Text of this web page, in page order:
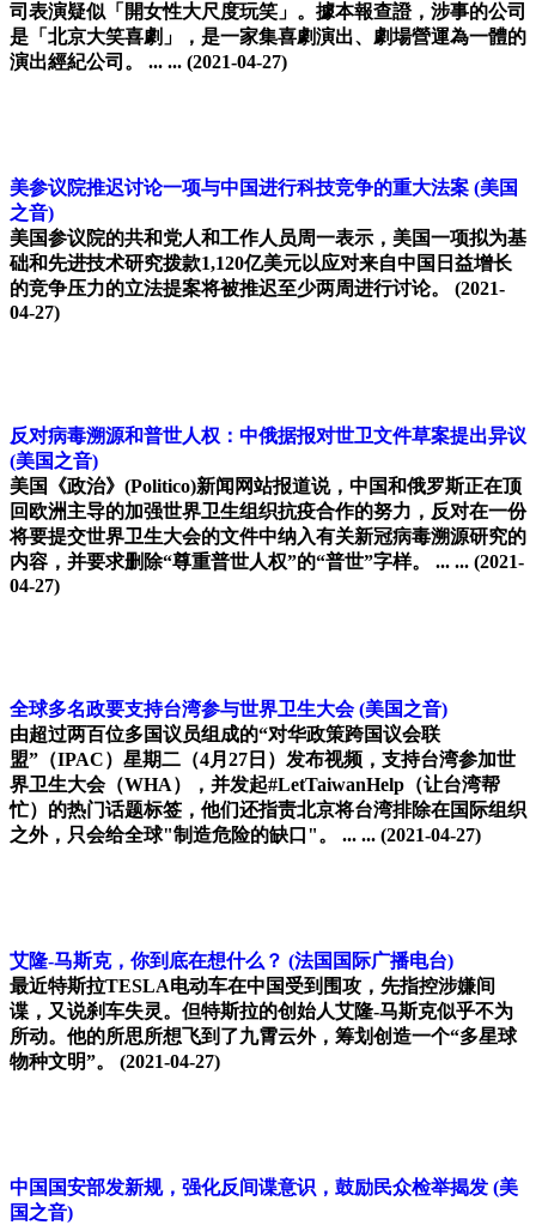
司表演疑似「開女性大尺度玩笑」。據本報查證，涉事的公司
是「北京大笑喜劇」，是一家集喜劇演出、劇場營運為一體的
演出經紀公司。 ... ... (2021-04-27)
美参议院推迟讨论一项与中国进行科技竞争的重大法案 (美国
之音)
美国参议院的共和党人和工作人员周一表示，美国一项拟为基
础和先进技术研究拨款1,120亿美元以应对来自中国日益增长
的竞争压力的立法提案将被推迟至少两周进行讨论。
(2021-
04-27)
反对病毒溯源和普世人权：中俄据报对世卫文件草案提出异议
(美国之音)
美国《政治》(Politico)新闻网站报道说，中国和俄罗斯正在顶
回欧洲主导的加强世界卫生组织抗疫合作的努力，反对在一份
将要提交世界卫生大会的文件中纳入有关新冠病毒溯源研究的
内容，并要求删除“尊重普世人权”的“普世”字样。 ... ... (2021-
04-27)
全球多名政要支持台湾参与世界卫生大会 (美国之音)
由超过两百位多国议员组成的“对华政策跨国议会联
盟”（IPAC）星期二（4月27日）发布视频，支持台湾参加世
界卫生大会（WHA），并发起#LetTaiwanHelp（让台湾帮
忙）的热门话题标签，他们还指责北京将台湾排除在国际组织
之外，只会给全球"制造危险的缺口"。 ... ... (2021-04-27)
艾隆-马斯克，你到底在想什么？ (法国国际广播电台)
最近特斯拉TESLA电动车在中国受到围攻，先指控涉嫌间
谍，又说刹车失灵。但特斯拉的创始人艾隆-马斯克似乎不为
所动。他的所思所想飞到了九霄云外，筹划创造一个“多星球
物种文明”。 (2021-04-27)
中国国安部发新规，强化反间谍意识，鼓励民众检举揭发 (美
国之音)